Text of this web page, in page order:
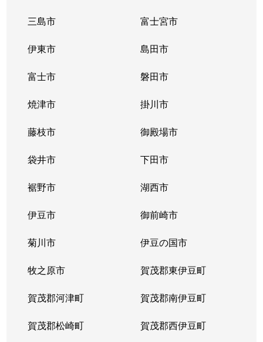
三島市 富士宮市
伊東市 島田市
富士市 磐田市
焼津市 掛川市
藤枝市 御殿場市
袋井市 下田市
裾野市 湖西市
伊豆市 御前崎市
菊川市 伊豆の国市
牧之原市 賀茂郡東伊豆町
賀茂郡河津町 賀茂郡南伊豆町
賀茂郡松崎町 賀茂郡西伊豆町